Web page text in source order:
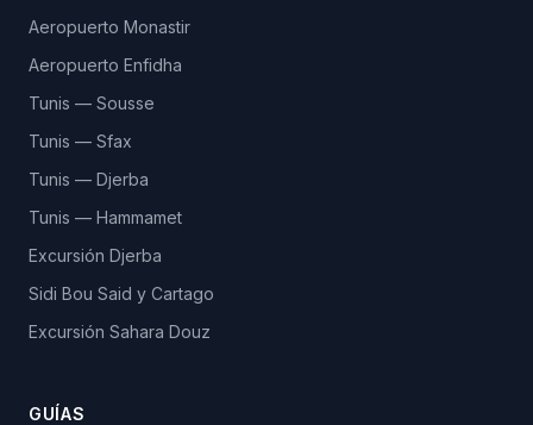
Aeropuerto Monastir
Aeropuerto Enfidha
Tunis — Sousse
Tunis — Sfax
Tunis — Djerba
Tunis — Hammamet
Excursión Djerba
Sidi Bou Said y Cartago
Excursión Sahara Douz
GUÍAS